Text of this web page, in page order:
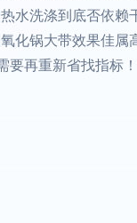
水洗涤到底否依
化锅大带效果佳
再重新省找指标